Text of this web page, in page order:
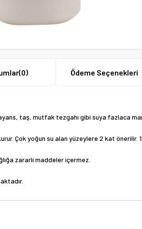
(0) Ödeme Seçenekleri
taş, mutfak tezgahı gibi suya fazlaca
Çok yoğun su alan yüzeylere 2 kat
zararlı maddeler içermez.